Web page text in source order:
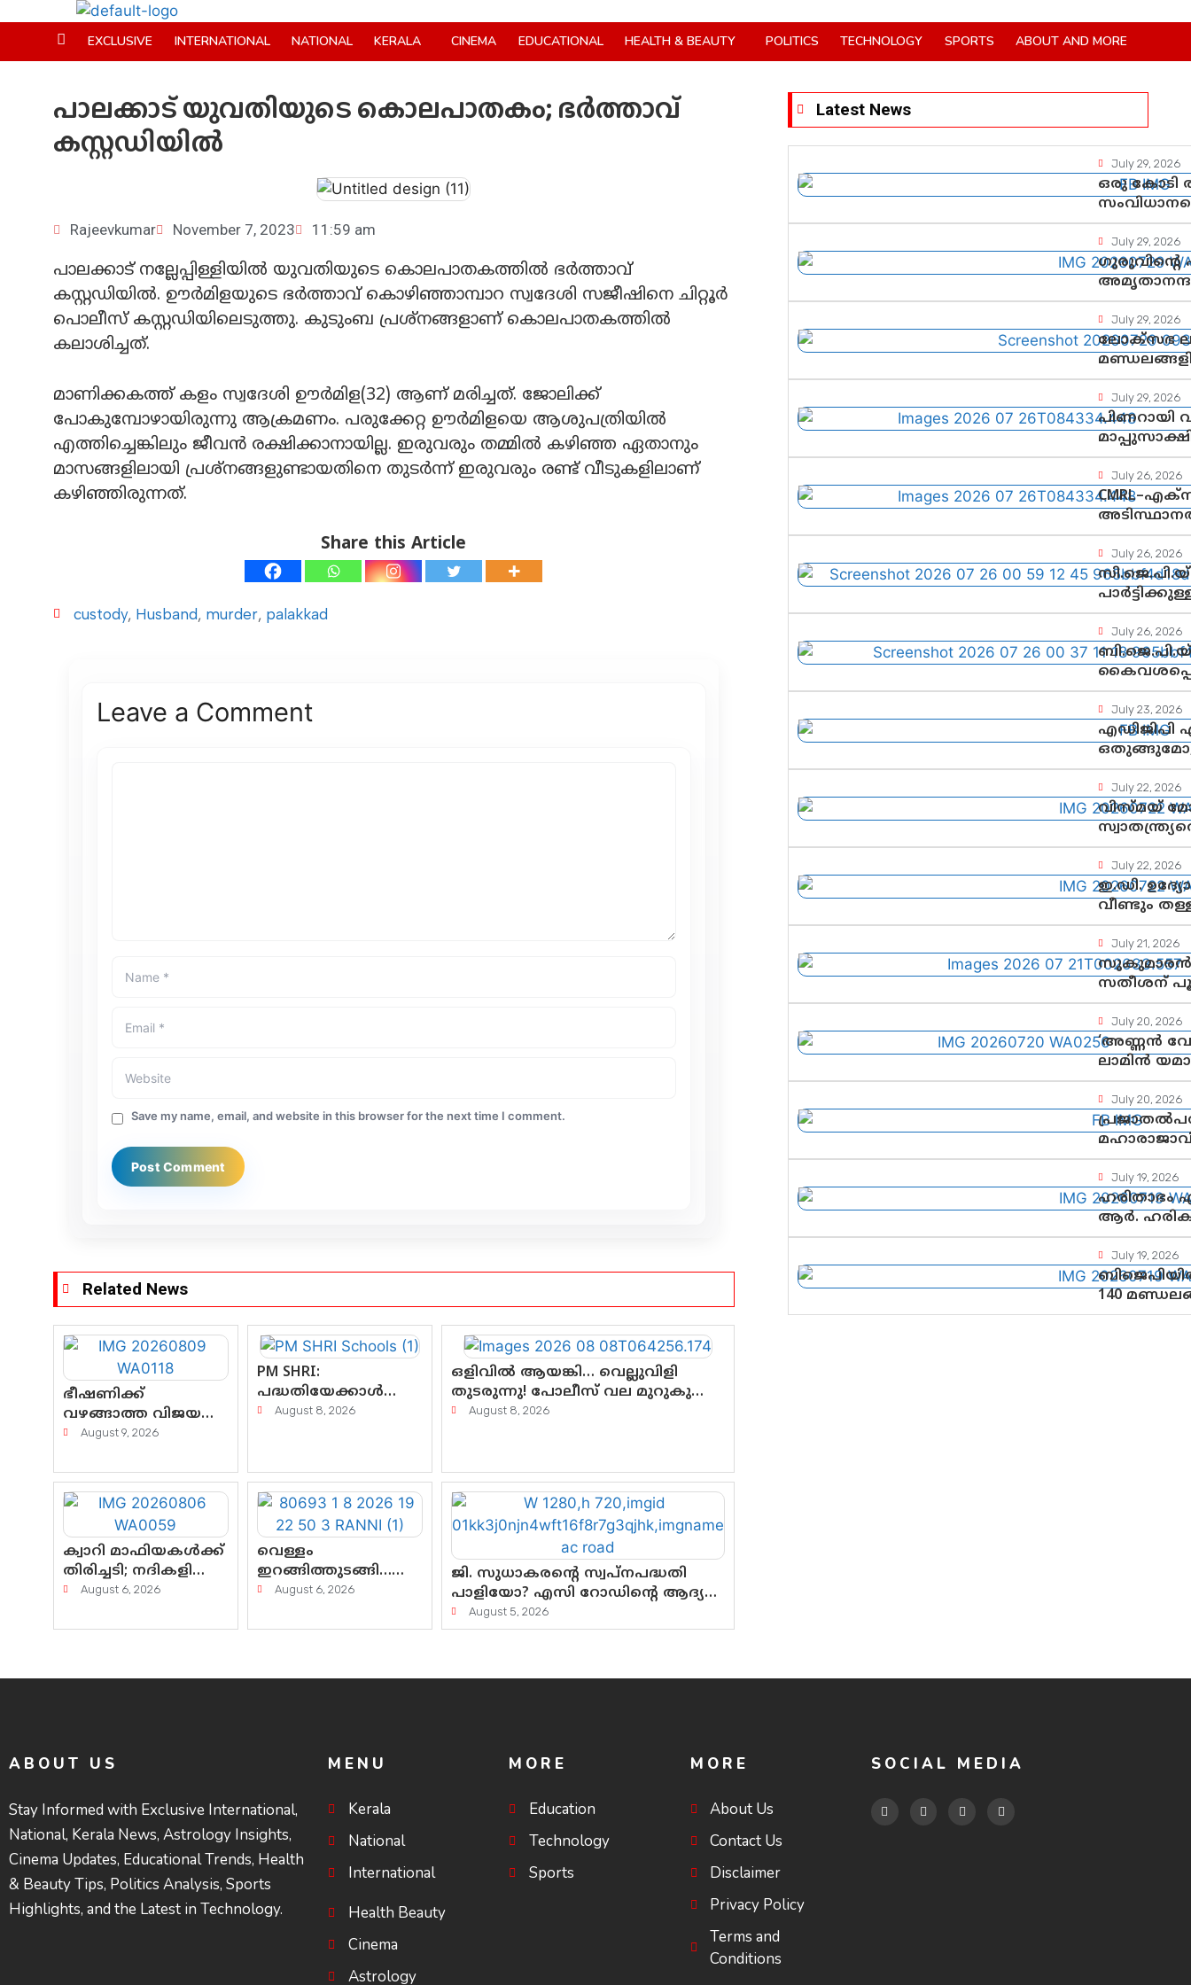
EXCLUSIVE INTERNATIONAL NATIONAL KERALA CINEMA EDUCATIONAL HEALTH & BEAUTY POLITICS TECHNOLOGY SPORTS ABOUT AND MORE
പാലക്കാട് യുവതിയുടെ കൊലപാതകം; ഭർത്താവ്
കസ്റ്റഡിയിൽ
Rajeevkumar November 7, 2023 11:59 am
പാലക്കാട് നല്ലേപ്പിള്ളിയിൽ യുവതിയുടെ കൊലപാതകത്തിൽ ഭർത്താവ്
കസ്റ്റഡിയിൽ. ഊർമിളയുടെ ഭർത്താവ് കൊഴിഞ്ഞാമ്പാറ സ്വദേശി സജീഷിനെ ചിറ്റൂർ
പൊലീസ് കസ്റ്റഡിയിലെടുത്തു. കുടുംബ പ്രശ്നങ്ങളാണ് കൊലപാതകത്തിൽ
കലാശിച്ചത്.
മാണിക്കകത്ത് കളം സ്വദേശി ഊർമിള(32) ആണ് മരിച്ചത്. ജോലിക്ക്
പോകുമ്പോഴായിരുന്നു ആക്രമണം. പരുക്കേറ്റ ഊർമിളയെ ആശുപത്രിയിൽ
എത്തിച്ചെങ്കിലും ജീവൻ രക്ഷിക്കാനായില്ല. ഇരുവരും തമ്മിൽ കഴിഞ്ഞ ഏതാനും
മാസങ്ങളിലായി പ്രശ്നങ്ങളുണ്ടായതിനെ തുട‍ർന്ന് ഇരുവരും രണ്ട് വീടുകളിലാണ്
കഴിഞ്ഞിരുന്നത്.
Share this Article
custody, Husband, murder, palakkad
Leave a Comment
Save my name, email, and website in this browser for the next time I comment.
Related News
ഭീഷണിക്ക്
വഴങ്ങാത്ത വിജയൻ
IPS; ഗുണ്ടകളുടെ
കാർത്തിക്—
ചെന്നിത്തലയുടെ
‘പവർ ഹോം’
ഓപ്പറേഷനിൽ
ആയങ്കി കുടുങ്ങി!
August 9, 2026
PM SHRI:
പദ്ധതിയേക്കാൾ
വലുതാകരുത്
August 8, 2026
ഒളിവിൽ ആയങ്കി… വെല്ലുവിളി
തുടരുന്നു! പോലീസ് വല മുറുകുന്നു;
പിടികൂടാൻ SIT രംഗത്ത്. ഇനി
കസ്റ്റഡിയിലായാൽ പുറത്തുവരുക
എന്തൊക്കെ വിവരങ്ങൾ?”
August 8, 2026
ക്വാറി മാഫിയകൾക്ക്
തിരിച്ചടി; നദികളിലെ
മണൽവാരൽ
വി.ഡി. സർക്കാർ
August 6, 2026
വെള്ളം
ഇറങ്ങിത്തുടങ്ങി…
പക്ഷേ കേരളത്തിന്റെ
എന്നവസാനിക്കും?
August 6, 2026
ജി. സുധാകരന്റെ സ്വപ്നപദ്ധതി
പാളിയോ? എസി റോഡിന്റെ ആദ്യ
പ്രളയപരീക്ഷയിൽ ഉയരുന്നത്
ഗുരുതര ചോദ്യങ്ങൾ
August 5, 2026
Latest News
July 29, 2026
ഒരു കോടി
July 29, 2026
ഗുരുവിന്റെ
July 29, 2026
ലോക്സഭ
July 29, 2026
പിണറായി
July 26, 2026
July 26, 2026
July 26, 2026
July 23, 2026
എഡിജിപി
July 22, 2026
വിസ്മയ്
വേണം
July 22, 2026
ഇ.ഡി.
വീണ്ടും
July 21, 2026
സുകുമാരൻ
സതീശന്
July 20, 2026
‘അണ്ണൻ
ലാമിൻ
July 20, 2026
July 19, 2026
ഹരിതാഭം
ആർ.
July 19, 2026
140
ABOUT US
Stay Informed with Exclusive International,
National, Kerala News, Astrology Insights,
Cinema Updates, Educational Trends, Health
& Beauty Tips, Politics Analysis, Sports
Highlights, and the Latest in Technology.
MENU
Kerala
National
International
Health Beauty
Cinema
Astrology
MORE
Education
Technology
Sports
MORE
About Us
Contact Us
Disclaimer
Privacy Policy
Terms and
Conditions
SOCIAL MEDIA